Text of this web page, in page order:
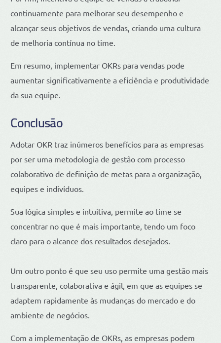
continuamente para melhorar seu desempenho e
alcançar seus objetivos de vendas, criando uma cultura
de melhoria contínua no time.
Em resumo, implementar OKRs para vendas pode
aumentar significativamente a eficiência e produtividade
da sua equipe.
Conclusão
Adotar OKR traz inúmeros benefícios para as empresas
por ser uma metodologia de gestão com processo
colaborativo de definição de metas para a organização,
equipes e indivíduos.
Sua lógica simples e intuitiva, permite ao time se
concentrar no que é mais importante, tendo um foco
claro para o alcance dos resultados desejados.
Um outro ponto é que seu uso permite uma gestão mais
transparente, colaborativa e ágil, em que as equipes se
adaptem rapidamente às mudanças do mercado e do
ambiente de negócios.
Com a implementação de OKRs, as empresas podem